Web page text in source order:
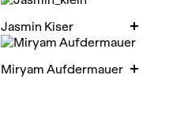
Jasmin Kiser
Miryam Aufdermauer